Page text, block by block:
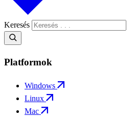
Keresés
Platformok
Windows
Linux
Mac